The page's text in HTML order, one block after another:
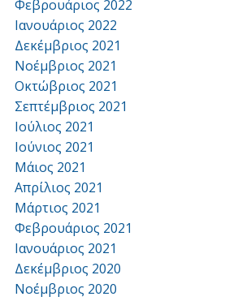
Φεβρουάριος 2022
Ιανουάριος 2022
Δεκέμβριος 2021
Νοέμβριος 2021
Οκτώβριος 2021
Σεπτέμβριος 2021
Ιούλιος 2021
Ιούνιος 2021
Μάιος 2021
Απρίλιος 2021
Μάρτιος 2021
Φεβρουάριος 2021
Ιανουάριος 2021
Δεκέμβριος 2020
Νοέμβριος 2020